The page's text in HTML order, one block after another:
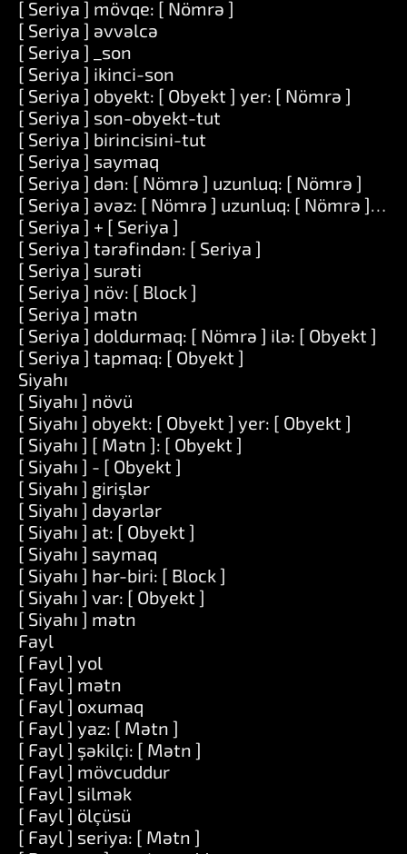
[ Seriya ] mövqe: [ Nömrə ]
[ Seriya ] əvvəlcə
[ Seriya ] _son
[ Seriya ] ikinci-son
[ Seriya ] obyekt: [ Obyekt ] yer: [ Nömrə ]
[ Seriya ] son-obyekt-tut
[ Seriya ] birincisini-tut
[ Seriya ] saymaq
[ Seriya ] dən: [ Nömrə ] uzunluq: [ Nömrə ]
[ Seriya ] əvəz: [ Nömrə ] uzunluq: [ Nömrə ] ilə:
[ Seriya ] + [ Seriya ]
[ Seriya ] tərəfindən: [ Seriya ]
[ Seriya ] surəti
[ Seriya ] növ: [ Block ]
[ Seriya ] mətn
[ Seriya ] doldurmaq: [ Nömrə ] ilə: [ Obyekt ]
[ Seriya ] tapmaq: [ Obyekt ]
Siyahı
[ Siyahı ] növü
[ Siyahı ] obyekt: [ Obyekt ] yer: [ Obyekt ]
[ Siyahı ] [ Mətn ]: [ Obyekt ]
[ Siyahı ] - [ Obyekt ]
[ Siyahı ] girişlər
[ Siyahı ] dəyərlər
[ Siyahı ] at: [ Obyekt ]
[ Siyahı ] saymaq
[ Siyahı ] hər-biri: [ Block ]
[ Siyahı ] var: [ Obyekt ]
[ Siyahı ] mətn
Fayl
[ Fayl ] yol
[ Fayl ] mətn
[ Fayl ] oxumaq
[ Fayl ] yaz: [ Mətn ]
[ Fayl ] şəkilçi: [ Mətn ]
[ Fayl ] mövcuddur
[ Fayl ] silmək
[ Fayl ] ölçüsü
[ Fayl ] seriya: [ Mətn ]